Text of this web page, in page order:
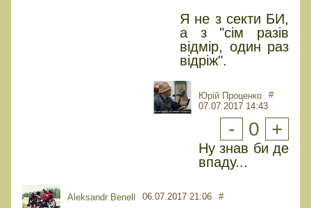
Я не з секти БИ,
а з "сім разів
відмір, один раз
відріж".
Юрiй Проценко
07.07.2017 14:43
#
- 0 +
Ну знав би де
впаду...
Aleksandr Benell 06.07.2017 21:06 #